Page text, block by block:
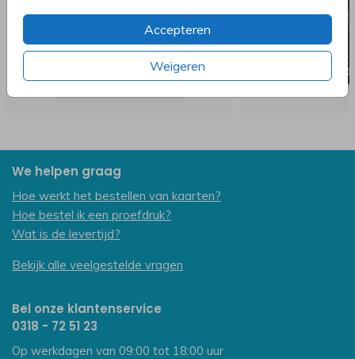
Accepteren
Weigeren
We helpen graag
Hoe werkt het bestellen van kaarten?
Hoe bestel ik een proefdruk?
Wat is de levertijd?
Bekijk alle veelgestelde vragen
Bel onze klantenservice
0318 - 72 51 23
Op werkdagen van 09:00 tot 18:00 uur